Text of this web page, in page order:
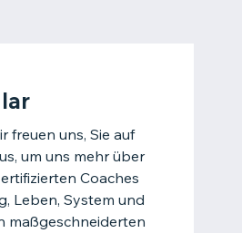
freuen uns, Sie auf
um uns mehr über
Coaches
Leben, System und
maßgeschneiderten